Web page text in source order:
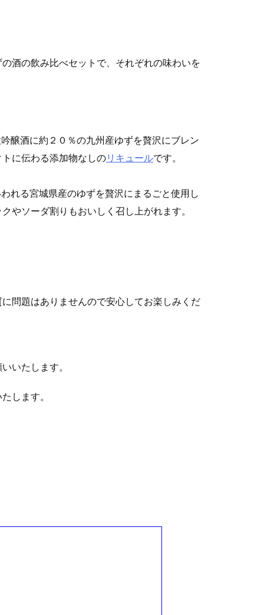
酒の飲み比べセットで、それぞれの味わいを
に約２０％の九州産ゆずを贅沢にブレン
に伝わる添加物なしのリキュールです。
る宮城県産のゆずを贅沢にまるごと使用し
やソーダ割りもおいしく召し上がれます。
問題はありませんので安心してお楽しみくだ
いいたします。
します。